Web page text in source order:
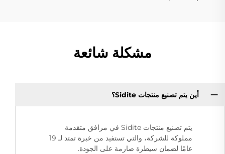
مشكلة شائعة
أين يتم تصنيع منتجات Sidite؟
يتم تصنيع منتجات Sidite في مرافق متقدمة
مملوكة للشركة، والتي تستفيد من خبرة تمتد لـ 19
عامًا لضمان سيطرة صارمة على الجودة.